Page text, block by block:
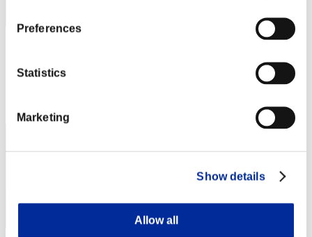
Preferences
Statistics
Marketing
Show details
Allow all
Punteggio:150070476